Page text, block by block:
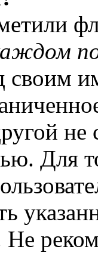
своим
не
Для